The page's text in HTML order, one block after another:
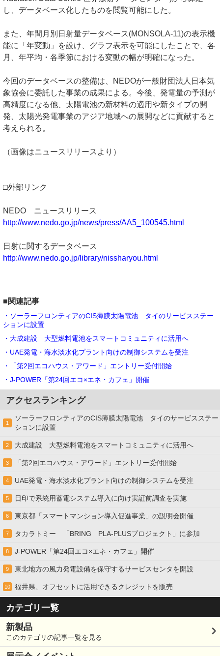
し、データベース化したものを閲覧可能にした。
また、年間月別日射量データベース(MONSOLA-11)の表示機
能に「年変動」を設け、グラフ表示を可能にしたことで、各
月、年平均・各季節における変動の幅が明確になった。
今回のデータベースの整備は、NEDOが一般財団法人日本気
象協会に委託した事業の成果による。今後、発電量の予測が
高精度になる他、太陽電池の新材料の適用や新タイプの開
発、太陽光発電事業のアジア地域への展開などに貢献すると
考えられる。
（画像はニュースリリースより）
□外部リンク
NEDO ニュースリリース
http://www.nedo.go.jp/news/press/AA5_100545.html
日射に関するデータベース
http://www.nedo.go.jp/library/nissharyou.html
■関連記事
・ソーラーフロンティアのCIS薄膜太陽電池 タイのサービスステー
ションに設置
・大成建設 大型燃料電池をスマートコミュニティに活用へ
・UAE発電・海水淡水化プラント向けの制御システムを受注
・「第2回エコハウス・アワード」エントリー受付開始
・J-POWER「第24回エコ×エネ・カフェ」開催
アクセスランキング
1
ソーラーフロンティアのCIS薄膜太陽電池 タイのサービスステー
ションに設置
2 大成建設 大型燃料電池をスマートコミュニティに活用へ
3 「第2回エコハウス・アワード」エントリー受付開始
4 UAE発電・海水淡水化プラント向けの制御システムを受注
5 日印で系統用蓄電システム導入に向け実証前調査を実施
6 東京都「スマートマンション導入促進事業」の説明会開催
7 タカラトミー 「BRING PLA-PLUSプロジェクト」に参加
8 J-POWER「第24回エコ×エネ・カフェ」開催
9 東北地方の風力発電設備を保守するサービスセンタを開設
10 福井県、オフセットに活用できるクレジットを販売
カテゴリ一覧
新製品
このカテゴリの記事一覧を見る